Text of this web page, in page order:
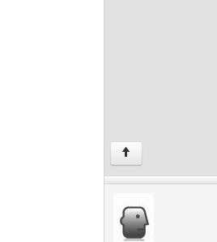
↑